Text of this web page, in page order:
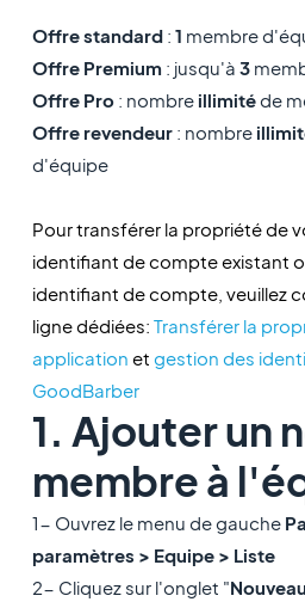
Offre standard: 1 membre
Offre Premium: jusqu'à 3
Offre Pro: nombre illimitéde
Offre revendeur: nombre
d'équipe
Pour transférer la propriété de
identifiant de compte existant
identifiant de compte, veuillez
ligne dédiées: Transférer la
application et gestion des
GoodBarber
1. Ajouter un
membre à
1- Ouvrez le menu de gauche
paramètres > Equipe > Liste
2- Cliquez sur l'onglet "